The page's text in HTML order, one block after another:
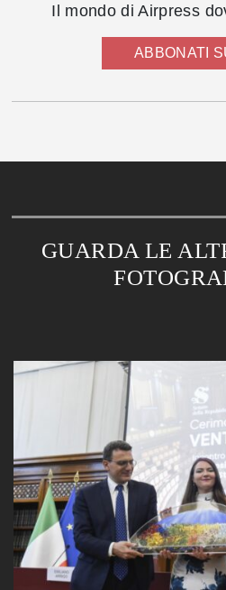
Il mondo di Airpress
ABBONATI
GUARDA LE